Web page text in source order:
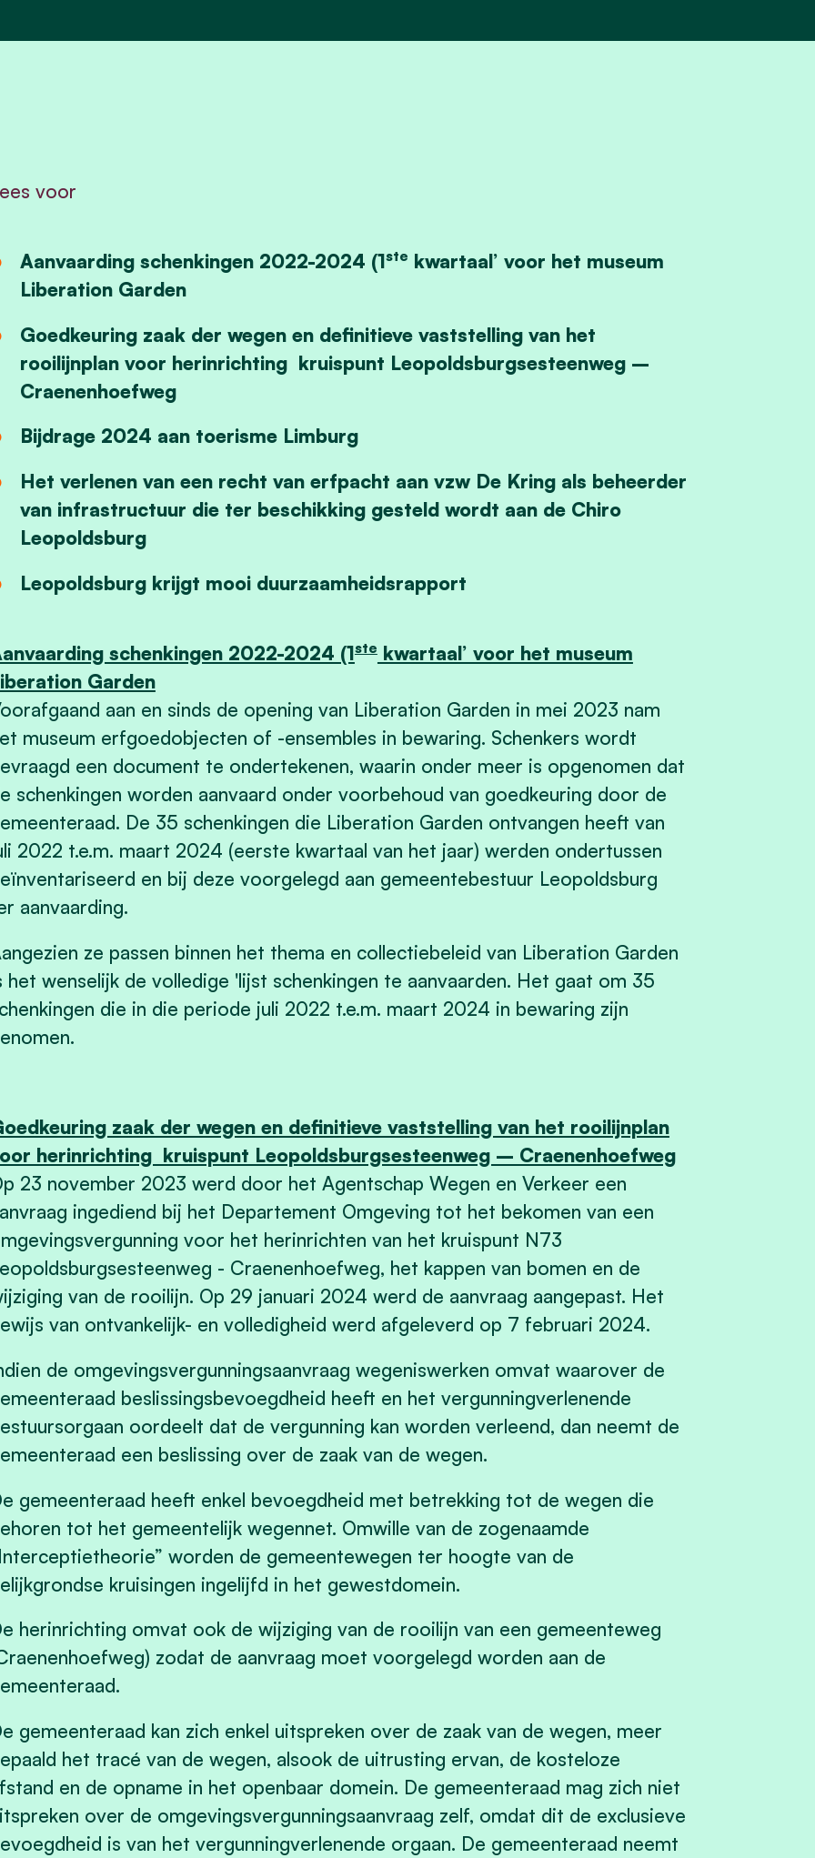
voor
Aanvaarding schenkingen 2022-2024 (1ste kwartaal’ voor het museum
Liberation Garden
Goedkeuring zaak der wegen en definitieve vaststelling van het
rooilijnplan voor herinrichting kruispunt Leopoldsburgsesteenweg –
Craenenhoefweg
Bijdrage 2024 aan toerisme Limburg
Het verlenen van een recht van erfpacht aan vzw De Kring als beheerder
van infrastructuur die ter beschikking gesteld wordt aan de Chiro
Leopoldsburg
Leopoldsburg krijgt mooi duurzaamheidsrapport
schenkingen 2022-2024 (1stekwartaal’ voor het museum
Garden
aan en sinds de opening van Liberation Garden in mei 2023 nam
museum erfgoedobjecten of -ensembles in bewaring. Schenkers wordt
een document te ondertekenen, waarin onder meer is opgenomen dat
schenkingen worden aanvaard onder voorbehoud van goedkeuring door de
De 35 schenkingen die Liberation Garden ontvangen heeft van
2022 t.e.m. maart 2024 (eerste kwartaal van het jaar) werden ondertussen
en bij deze voorgelegd aan gemeentebestuur Leopoldsburg
aanvaarding.
ze passen binnen het thema en collectiebeleid van Liberation Garden
het wenselijk de volledige 'lijst schenkingen te aanvaarden. Het gaat om 35
die in die periode juli 2022 t.e.m. maart 2024 in bewaring zijn
zaak der wegen en definitieve vaststelling van het rooilijnplan
herinrichting kruispunt Leopoldsburgsesteenweg – Craenenhoefweg
23 november 2023 werd door het Agentschap Wegen en Verkeer een
ingediend bij het Departement Omgeving tot het bekomen van een
voor het herinrichten van het kruispunt N73
- Craenenhoefweg, het kappen van bomen en de
van de rooilijn. Op 29 januari 2024 werd de aanvraag aangepast. Het
van ontvankelijk- en volledigheid werd afgeleverd op 7 februari 2024.
de omgevingsvergunningsaanvraag wegeniswerken omvat waarover de
beslissingsbevoegdheid heeft en het vergunningverlenende
oordeelt dat de vergunning kan worden verleend, dan neemt de
een beslissing over de zaak van de wegen.
gemeenteraad heeft enkel bevoegdheid met betrekking tot de wegen die
tot het gemeentelijk wegennet. Omwille van de zogenaamde
worden de gemeentewegen ter hoogte van de
kruisingen ingelijfd in het gewestdomein.
herinrichting omvat ook de wijziging van de rooilijn van een gemeenteweg
zodat de aanvraag moet voorgelegd worden aan de
gemeenteraad kan zich enkel uitspreken over de zaak van de wegen, meer
het tracé van de wegen, alsook de uitrusting ervan, de kosteloze
en de opname in het openbaar domein. De gemeenteraad mag zich niet
over de omgevingsvergunningsaanvraag zelf, omdat dit de exclusieve
is van het vergunningverlenende orgaan. De gemeenteraad neemt